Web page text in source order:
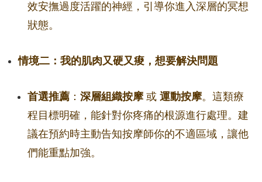
效安撫過度活躍的神經，引導你進入深層的冥想
狀態。
情境二：我的肌肉又硬又痠，想要解決問題
首選推薦 ： 深層組織按摩或 運動按摩。這類療
程目標明確，能針對你疼痛的根源進行處理。建
議在預約時主動告知按摩師你的不適區域，讓他
們能重點加強。